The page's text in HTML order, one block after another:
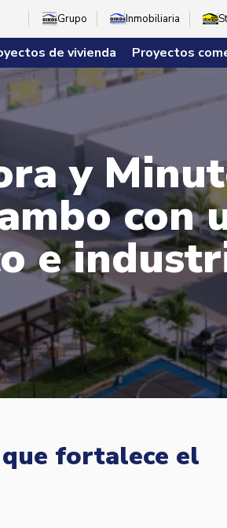
Grupo Inmobiliaria
de vivienda Proyectos
y
con
e
fortalece el